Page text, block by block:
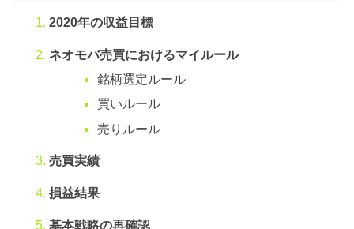
2020年の収益目標
ネオモバ売買におけるマイルール
銘柄選定ルール
買いルール
売りルール
売買実績
損益結果
基本戦略の再確認